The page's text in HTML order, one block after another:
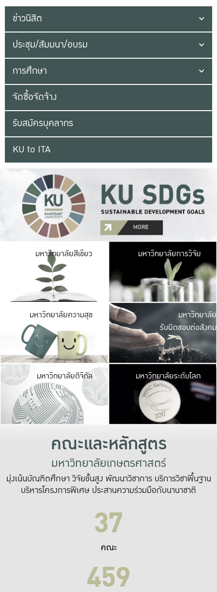
ข่าวนิสิต
ประชุม/สัมมนา/อบรม
การศึกษา
จัดซื้อจัดจ้าง
รับสมัครบุคลากร
KU to ITA
มหาวิทยาลัยสีเขียว มหาวิ
มีพื้นที่เขียวสดใส
เป็นป่าในเมือง เกษต
มหาวิทยาลัยการวิจัย
มหาวิทยาลัยความสุข มหาวิ
ค
เปิดประ
และพบเรื่องราวใ
มหาวิทยาลัย
รับผิดชอบต่อสังคม
มหาวิทยาลัยดิจิทัล มหาวิ
เปลี่ยนแปลง แล
เพื่อทำง
ระบบสารสนเทศ
มหาวิทยาลัยระดับโลก
คณะและหลักสูตร
มหาวิทยาลัยเกษตรศาสตร์
มุ่งเน้นบัณฑิตศึกษา วิจัยขั้นสูง พัฒนาวิชาการ บริการวิชาพื้นฐาน
บริหารโครงการพิเศษ ประสานความร่วมมือกับนานาชาติ
37
คณะ
459